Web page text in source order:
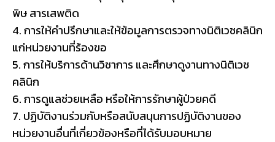
พิษ สารเสพติด
4. การให้คำปรึกษาและให้ข้อมูลการตรวจทางนิติเวชคลินิก
แก่หน่วยงานที่ร้องขอ
5. การให้บริการด้านวิชาการ และศึกษาดูงานทางนิติเวช
คลินิก
6. การดูแลช่วยเหลือ หรือให้การรักษาผู้ป่วยคดี
7. ปฏิบัติงานร่วมกับหรือสนับสนุนการปฏิบัติงานของ
หน่วยงานอื่นที่เกี่ยวข้องหรือที่ได้รับมอบหมาย